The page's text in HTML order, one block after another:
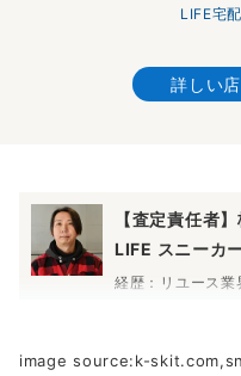
LIFE宅
詳しい
【査定責任者
LIFE スニーカ
経歴：リユース業
で取引される商
image source:k-